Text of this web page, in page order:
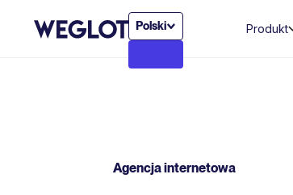
Polski Produkt
Agencja internetowa